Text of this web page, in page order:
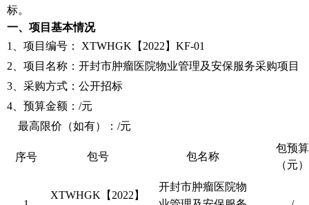
标。
一、项目基本情况
1、项目编号：
XTWHGK 【2022】KF-01
2、项目名称： 开封市肿瘤医院物业管理及安保服务采购项目
3、采购方式： 公开招标
4、预算金额： /元
最高限价（如有）： /元
序号 包号 包名称
包预算
（元）
XTWHGK 【2022】
开封市肿瘤医院物